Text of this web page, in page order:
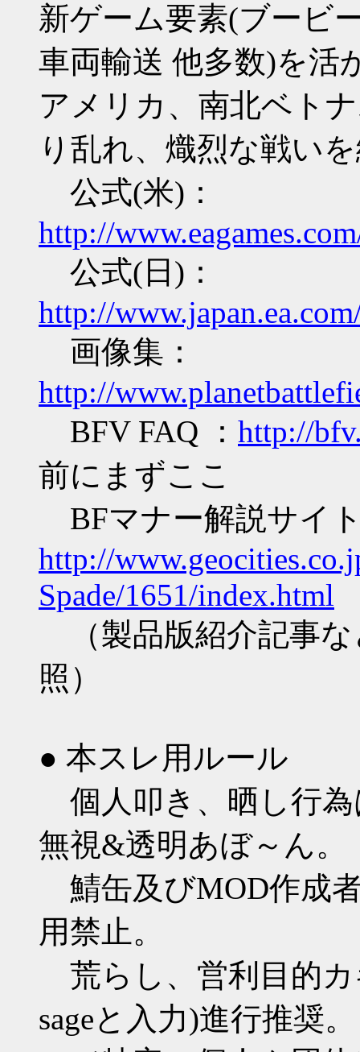
新ゲーム要素(ブービ
車両輸送 他多数)を活
アメリカ、南北ベト
り乱れ、熾烈な戦い
公式(米)：
http://
公式(日)：
http://
画像集：
http://
BFV FAQ ： http://
前にまずここ
BFマナー解説サイ
http://
Spade/1651/index.html
（製品版紹介記事な
照）
● 本スレ用ルール
個人叩き、晒し行為
無視&透明あぼ～ん。
鯖缶及びMOD作成
用禁止。
荒らし、営利目的カ
sageと入力)進行推奨。